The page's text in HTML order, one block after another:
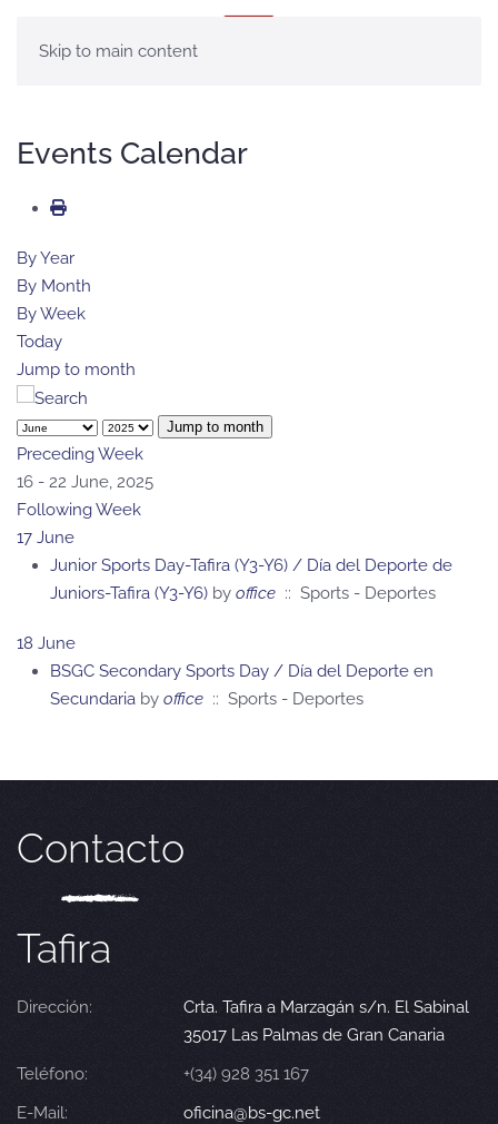
Skip to main content
Events Calendar
By Year
By Month
By Week
Today
Jump to month
Jump to month
Preceding Week
16 - 22 June, 2025
Following Week
17 June
Junior Sports Day-Tafira (Y3-Y6) / Día del Deporte de
Juniors-Tafira (Y3-Y6) by office :: Sports - Deportes
18 June
BSGC Secondary Sports Day / Día del Deporte en
Secundaria by office :: Sports - Deportes
Contacto
Tafira
Dirección:
Crta. Tafira a Marzagán s/n. El Sabinal
35017 Las Palmas de Gran Canaria
Teléfono:
+(34) 928 351 167
E-Mail:
oficina@bs-gc.net